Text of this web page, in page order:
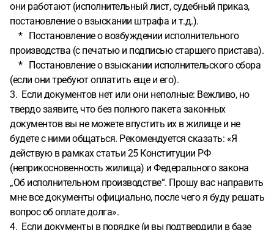
они работают (исполнительный лист, судебный приказ,
постановление о взыскании штрафа и т.д.).
* Постановление о возбуждении исполнительного
производства (с печатью и подписью старшего пристава).
* Постановление о взыскании исполнительского сбора
(если они требуют оплатить еще и его).
3. Если документов нет или они неполные: Вежливо, но
твердо заявите, что без полного пакета законных
документов вы не можете впустить их в жилище и не
будете с ними общаться. Рекомендуется сказать: «Я
действую в рамках статьи 25 Конституции РФ
(неприкосновенность жилища) и Федерального закона
„Об исполнительном производстве“. Прошу вас направить
мне все документы официально, после чего я буду решать
вопрос об оплате долга».
4. Если документы в порядке (и вы подтвердили в базе